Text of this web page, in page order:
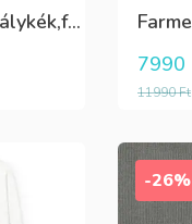
Mayoral királykék,fehér galléros hosszú ujjú póló Tini fiúknak
11990Ft
7990
-26%